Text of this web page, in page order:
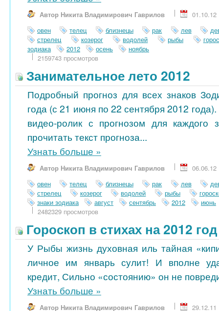
Автор Никита Владимирович Гаврилов
01.10.12
овен
телец близнецы рак лев
стрелец
козерог водолей рыбы
зодиака
2012 осень
ноябрь
2159743 просмотров
Занимательное лето 2012
Подробный прогноз для всех знаков
года (с 21 июня по 22 сентября 2012
видео-ролик с прогнозом для каждого
прочитать текст прогноза...
Узнать больше »
Автор Никита Владимирович Гаврилов
06.06.12
овен
телец близнецы рак лев
стрелец
козерог водолей рыбы
знаки зодиака
август сентябрь 2012
июнь
2482329 просмотров
Гороскоп в стихах на 2012
У Рыбы жизнь духовная иль тайная
личное им январь сулит! И вполне
кредит, Сильно «состоянию» он не
Узнать больше »
Автор Никита Владимирович Гаврилов
29.12.11